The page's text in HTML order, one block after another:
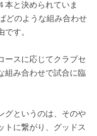
本と決められていま
どのような組み合わせ
す。
ースに応じてクラブセ
組み合わせで試合に臨
というのは、 そのや
に繋がり、 グッドス